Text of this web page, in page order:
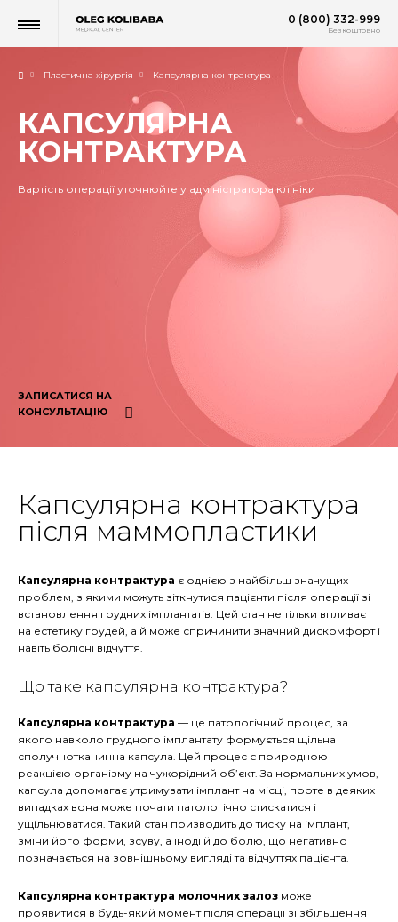
0 (800) 332-999
Безкоштовно
Пластична хірургія Капсулярна контрактура
КАПСУЛЯРНА
КОНТРАКТУРА
Вартість операції уточнюйте у адміністратора клініки
ЗАПИСАТИСЯ НА
КОНСУЛЬТАЦІЮ
Капсулярна контрактура
після маммопластики
Капсулярна контрактура є однією з найбільш значущих
проблем, з якими можуть зіткнутися пацієнти після операції зі
встановлення грудних імплантатів. Цей стан не тільки впливає
на естетику грудей, а й може спричинити значний дискомфорт і
навіть болісні відчуття.
Що таке капсулярна контрактура?
Капсулярна контрактура — це патологічний процес, за
якого навколо грудного імплантату формується щільна
сполучнотканинна капсула. Цей процес є природною
реакцією організму на чужорідний об’єкт. За нормальних умов,
капсула допомагає утримувати імплант на місці, проте в деяких
випадках вона може почати патологічно стискатися і
ущільнюватися. Такий стан призводить до тиску на імплант,
зміни його форми, зсуву, а іноді й до болю, що негативно
позначається на зовнішньому вигляді та відчуттях пацієнта.
Капсулярна контрактура молочних залоз може
проявитися в будь-який момент після операції зі збільшення